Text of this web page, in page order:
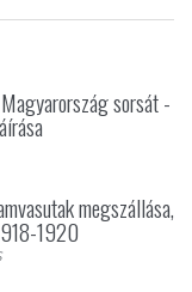
sorsát -
megszállása,
1920